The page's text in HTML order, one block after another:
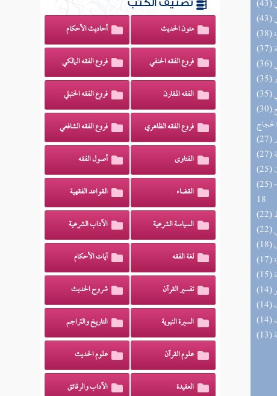
(30) السراج الوهاج من كشف مطالب صحيح
(25) البحر الزخار المعروف بمسند البزار 10 -
18
تصنيف الكتب
متون الحديث أحاديث الأحكام
فروع الفقه الحنفي فروع الفقه المالكي
الفقه المقارن فروع الفقه الحنبلي
فروع الفقه الظاهري فروع الفقه الشافعي
الفتاوى أصول الفقه
القضاء القواعد الفقهية
السياسة الشرعية الآداب الشرعية
لغة الفقه آيات الأحكام
تفسير القرآن شروح الحديث
السيرة النبوية التاريخ والتراجم
علوم القرآن علوم الحديث
العقيدة الآداب والرقائق